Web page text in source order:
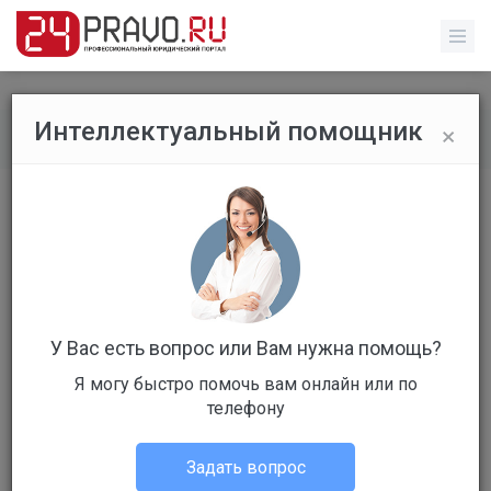
Обычные пользователи / Профиль пользователя ×
Интеллектуальный помощник
У Вас есть вопрос или Вам нужна помощь?
Я могу быстро помочь вам онлайн или по
телефону
Задать вопрос